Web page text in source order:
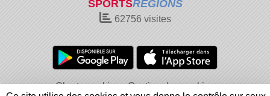
SPORTSREGIONS
62756visites
Charte cookies
Gestion des cookies